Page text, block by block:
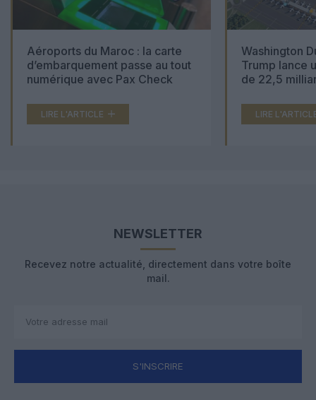
Aéroports du Maroc : la carte
d’embarquement passe au tout
numérique avec Pax Check
LIRE L'ARTICLE
Washington
Trump lance
de 22,5
LIRE
NEWSLETTER
Recevez notre actualité, directement dans votre boîte
mail.
S'INSCRIRE